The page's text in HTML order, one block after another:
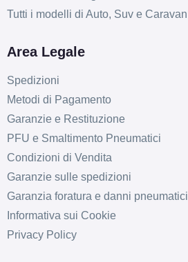
Tutti i modelli di Auto, Suv e Caravan
Area Legale
Spedizioni
Metodi di Pagamento
Garanzie e Restituzione
PFU e Smaltimento Pneumatici
Condizioni di Vendita
Garanzie sulle spedizioni
Garanzia foratura e danni pneumatici
Informativa sui Cookie
Privacy Policy